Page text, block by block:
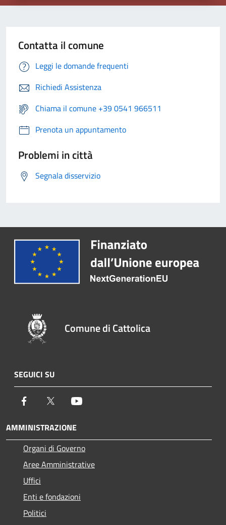
Contatta il comune
Leggi le domande frequenti
Richiedi Assistenza
Chiama il comune +39 0541 966511
Prenota un appuntamento
Problemi in città
Segnala disservizio
Comune di Cattolica
SEGUICI SU
Facebook Twitter
AMMINISTRAZIONE
Organi di Governo
Aree Amministrative
Uffici
Enti e fondazioni
Politici